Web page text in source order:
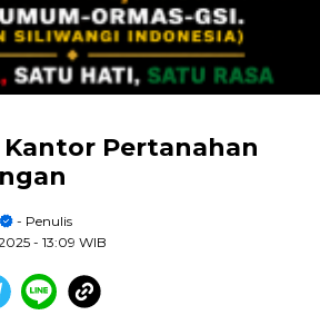
Kantor Pertanahan
- Penulis
- 13:09 WIB